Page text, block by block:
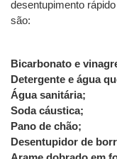
desentupimento
são:
Bicarbonato e
Detergente e água
Água sanitária;
Soda cáustica;
Pano de chão;
Desentupidor de